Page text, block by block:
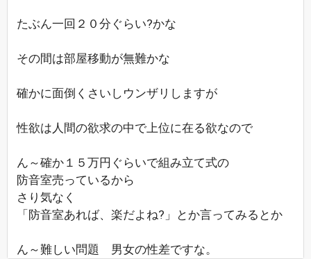
たぶん一回２０分ぐらい?かな
その間は部屋移動が無難かな
確かに面倒くさいしウンザリしますが
性欲は人間の欲求の中で上位に在る欲なので
ん～確か１５万円ぐらいで組み立て式の
防音室売っているから
さり気なく
「防音室あれば、楽だよね?」とか言ってみるとか
ん～難しい問題 男女の性差ですな。